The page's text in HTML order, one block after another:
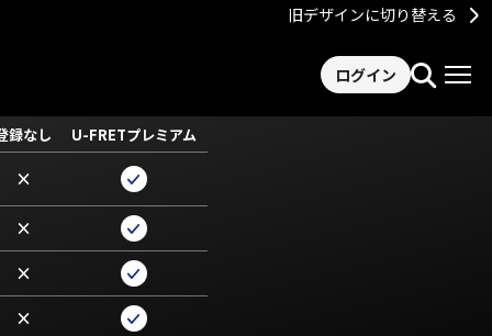
旧デザインに切り替える
ログイン
録なし U-FRETプレミアム
×
×
×
×